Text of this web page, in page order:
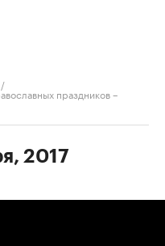
/
праздников –
2017